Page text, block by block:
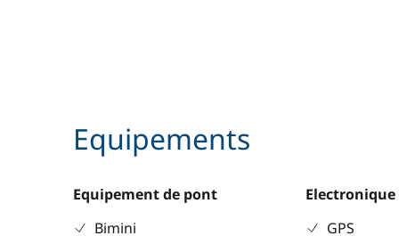
Equipements
Equipement de pont
Bimini
Electronique
GPS